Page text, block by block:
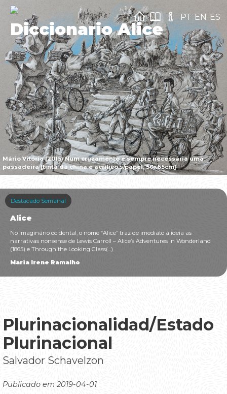
Mário Vitória (2015) Num cruzamento é sempre necessária uma
passadeira [tinta da china e acrílico s/papel, 50x65cm]
Diccionario Alice
PT EN ES
Destacado Semanal
Alice
No imaginário ocidental, o nome “Alice” traz de imediato à ideia as
narrativas nonsense de Lewis Carroll – Alice’s Adventures in Wonderland
(1865) e Through the Looking Glass(...)
Maria Irene Ramalho
Plurinacionalidad/Estado
Plurinacional
Salvador Schavelzon
Publicado em 2019-04-01